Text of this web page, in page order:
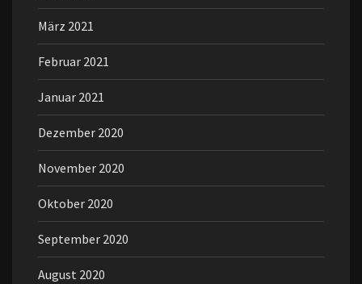
März 2021
Februar 2021
Januar 2021
Dezember 2020
November 2020
Oktober 2020
September 2020
August 2020